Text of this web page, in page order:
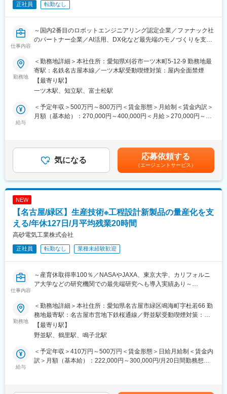
変更の範囲：会社の定める業務
技術者としての設計・開発業務：約75％
■部署ミッション・特徴：
・自動化設備における得意技術の拡充
・既存装置の改良ではなく、構想段階からの商品開発
■プロジェクトの特徴：
・開発期間：約3年スパン
・装置の構想～商品設計まで一貫して関与
・外注・協力会社を活用しながら進行
・社内（リコーグループ）・社外双方との調整あり
以上にわたる腕時計設計・製造で培った精密加工技術、自動化設
備設計技術などをベースに、精密部品加工、自動化設備の開発設
計（メカ、エレキ、ソフト）、防衛機器の開発設計など幅広い分
正社員 転勤なし
仕事内容
～国内2番目のロボットエンジニアリング認定企業／ファナック社
のパートナー企業／AI活用、DX化など最先端のモノづくりを支え
■業務内容：
・ロボットシステムのメンテナンス業務をお任せします。
既存顧客からの依頼対応、定期メンテナンス対応など（客先へ外
出・出張しての対応）ご担当いただきます。
・対応するエリアは日本全国です。
■出張について：
・業務に慣れたら全国の顧客対応をお任せします（月2～3回ほど
の出張あり）。
・他業界出身の中途社員も多く、新卒社員と比べて昇格に差はな
く公平に評価されます。
■当社の魅力：
日本産業用ロボット工業会から国内2番目にロボットのエンジニア
ナック製の産業用ロボットを使用しており、当社ではそのロボッ
トシステムを、各ユーザー使用にカスタマイズし、納入していま
アルミ合金系の鋳造ロボットシステム世界シェア70％！ほぼ全て
の自動車・二輪車メーカーを支えています。
また、当社は2004年3月愛知県知事から『愛知ブランド企業』に
認定され、産業ロボットシステムを主に開発から設計、製造まで
をトータルでサポートするトータルシステムエンジニアリングメ
ーカーです。
勤務地
＜勤務地詳細＞本社住所：愛知県刈谷市一ツ木町5-12-9 勤務地最
寄駅：名鉄名古屋本線／一ツ木駅受動喫煙対策：屋内全面禁煙
【最寄り駅】
一ツ木駅、知立駅、富士松駅
給与
＜予定年収＞500万円～800万円＜賃金形態＞月給制＜賃金内訳＞
月額（基本給）：270,000円～400,000円＜月給＞270,000円～
であり、選考を通じて上下する可能性があります。月給(月額)は固
定手当を含めた表記です。
気になる 応募依頼する
（エージェントサービス）
NEW
【名古屋/緑区】生産技術※工程設計新製品の量産化を支
える/年休127日/月平均残業20時間
高砂電気工業株式会社
正社員 転勤なし 業種未経験歓迎
仕事内容
～産育休取得率100％／NASAやJAXA、東京大学、カリフォルニ
ア大学などの研究機関での最先端研究へも導入実績あり～
■業務内容：
新製品の量産化に向けた工程設計および製造準備業務を担当して
いただきます。設計部門が作成した製品図面をもとに、「どのよ
うな工程で品質よく、効率よく製造するか」を計画する仕事で
す。設備設計や設備保全が中心ではなく、製造工程の構想・計
画・標準化を担うポジションです。
・新製品の工程設計および製造準備
・工程フロー、作業手順書、QC工程表などの工程管理資料作成及
勤務地
＜勤務地詳細＞本社住所：愛知県名古屋市緑区鳴海町字杜若66 勤
務地最寄駅：名古屋市営地下鉄桜通線／野並駅受動喫煙対策：屋
内喫煙可能場所あり変更の範囲：会社の定める事業所
【最寄り駅】
野並駅、鶴里駅、鳴子北駅
給与
＜予定年収＞410万円～500万円＜賃金形態＞日給月給制＜賃金内
訳＞月額（基本給）：222,000円～300,000円/月20日間勤務想定